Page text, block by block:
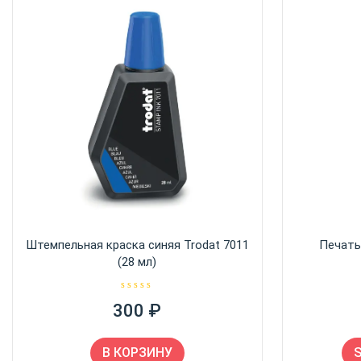
Штемпельная краска синяя Trodat 7011
(28 мл)
ц
е
к
а
0
300 ₽
В КОРЗИНУ